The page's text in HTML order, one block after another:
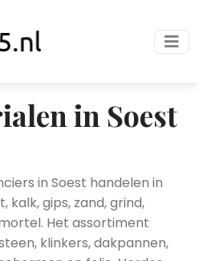
in Soest
in Soest handelen in
gips, zand, grind,
Het assortiment
klinkers, dakpannen,